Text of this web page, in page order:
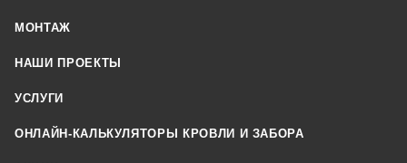
МОНТАЖ
НАШИ ПРОЕКТЫ
УСЛУГИ
ОНЛАЙН-КАЛЬКУЛЯТОРЫ КРОВЛИ И ЗАБОРА